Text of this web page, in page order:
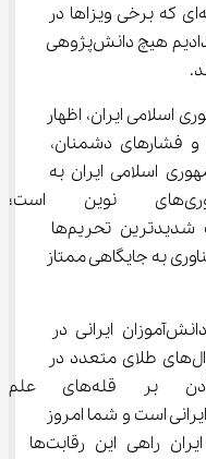
حساسیت فراوان دنبال شد؛ به‌گونه‌ای که برخی ویزاها در
آخرین لحظات صادر شد، اما اجازه ندادیم هیچ دانش‌پژوهی
اسلامی ایران، اظهار
جنگ و فشارهای دشمنان،
اسلامی ایران به
مرزهای دانش و فناوری‌های
نمی‌کنند کشوری که سال‌ها تحت شدیدترین تحریم‌ها
علمی و فناوری به جایگاهی ممتاز
کاظمی با اشاره به افتخارآفرینی دانش‌آموزان ایرانی در
المپیادهای جهانی، گفت: کسب مدال‌های طلای متعدد در
دو سال متوالی و ایستادن
است و شما امروز
با پشتوانه امید و اعتماد ملت ایران راهی این رقابت‌ها